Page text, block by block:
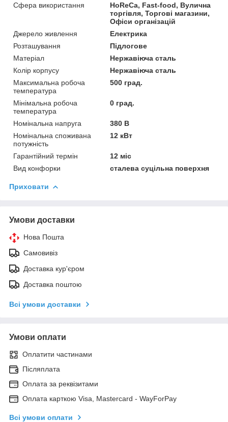
Сфера використання
HoReCa, Fast-food, Вулична
торгівля, Торгові магазини,
Офіси організацій
Джерело живлення
Електрика
Розташування
Підлогове
Матеріал
Нержавіюча сталь
Колір корпусу
Нержавіюча сталь
Максимальна робоча
температура
500 град.
Мінімальна робоча
температура
0 град.
Номінальна напруга
380 В
Номінальна споживана
потужність
12 кВт
Гарантійний термін
12 міс
Вид конфорки
сталева суцільна поверхня
Приховати
Умови доставки
Нова Пошта
Самовивіз
Доставка кур'єром
Доставка поштою
Всі умови доставки
Умови оплати
Оплатити частинами
Післяплата
Оплата за реквізитами
Оплата карткою Visa, Mastercard - WayForPay
Всі умови оплати